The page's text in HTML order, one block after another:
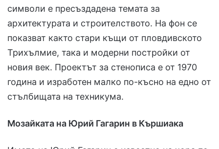
символи е пресъздадена темата за
архитектурата и строителството. На фон се
показват както стари къщи от пловдивското
Трихълмие, така и модерни постройки от
новия век. Проектът за стенописа е от 1970
година и изработен малко по-късно на едно от
стълбищата на техникума.
Мозайката на Юрий Гагарин в Кършиака